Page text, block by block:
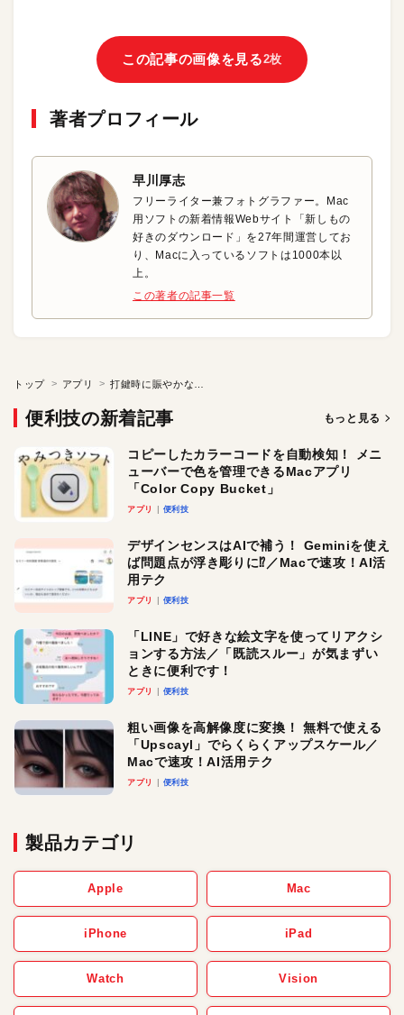
この記事の画像を見る2枚
著者プロフィール
早川厚志
フリーライター兼フォトグラファー。Mac
用ソフトの新着情報Webサイト「新しもの
好きのダウンロード」を27年間運営してお
り、Macに入っているソフトは1000本以
上。
この著者の記事一覧
トップ アプリ
便利技の新着記事 もっと見る
コピーしたカラーコードを自動検知！ メニ
ューバーで色を管理できるMacアプリ
「Color Copy Bucket」
アプリ 便利技
デザインセンスはAIで補う！ Geminiを使え
ば問題点が浮き彫りに⁉︎／Macで速攻！AI活
用テク
アプリ 便利技
「LINE」で好きな絵文字を使ってリアクシ
ョンする方法／「既読スルー」が気まずい
ときに便利です！
アプリ 便利技
粗い画像を高解像度に変換！ 無料で使える
「Upscayl」でらくらくアップスケール／
Macで速攻！AI活用テク
アプリ 便利技
製品カテゴリ
Apple Mac
iPhone iPad
Watch Vision